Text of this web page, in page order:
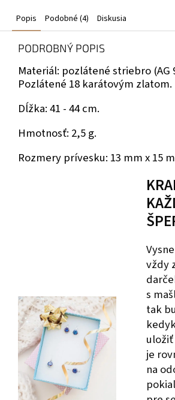
Popis Podobné (4) Diskusia
PODROBNÝ POPIS
Materiál: pozlátené striebro (AG
Pozlátené 18 karátovým zlatom.
Dĺžka: 41 - 44 cm.
Hmotnosť: 2,5 g.
Rozmery prívesku: 13 mm x 15
vždy
s
tak
je
na